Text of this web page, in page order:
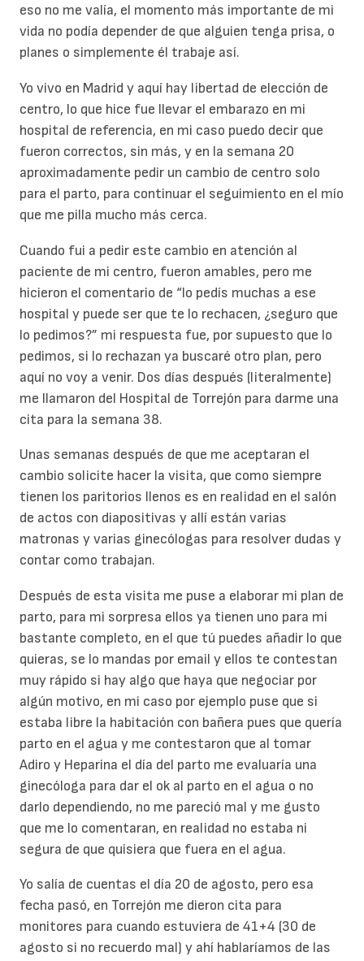
eso no me valía, el momento más importante de mi
vida no podía depender de que alguien tenga prisa, o
planes o simplemente él trabaje así.
Yo vivo en Madrid y aquí hay libertad de elección de
centro, lo que hice fue llevar el embarazo en mi
hospital de referencia, en mi caso puedo decir que
fueron correctos, sin más, y en la semana 20
aproximadamente pedir un cambio de centro solo
para el parto, para continuar el seguimiento en el mío
que me pilla mucho más cerca.
Cuando fui a pedir este cambio en atención al
paciente de mi centro, fueron amables, pero me
hicieron el comentario de “lo pedís muchas a ese
hospital y puede ser que te lo rechacen, ¿seguro que
lo pedimos?” mi respuesta fue, por supuesto que lo
pedimos, si lo rechazan ya buscaré otro plan, pero
aquí no voy a venir. Dos días después (literalmente)
me llamaron del Hospital de Torrejón para darme una
cita para la semana 38.
Unas semanas después de que me aceptaran el
cambio solicite hacer la visita, que como siempre
tienen los paritorios llenos es en realidad en el salón
de actos con diapositivas y allí están varias
matronas y varias ginecólogas para resolver dudas y
contar como trabajan.
Después de esta visita me puse a elaborar mi plan de
parto, para mi sorpresa ellos ya tienen uno para mi
bastante completo, en el que tú puedes añadir lo que
quieras, se lo mandas por email y ellos te contestan
muy rápido si hay algo que haya que negociar por
algún motivo, en mi caso por ejemplo puse que si
estaba libre la habitación con bañera pues que quería
parto en el agua y me contestaron que al tomar
Adiro y Heparina el día del parto me evaluaría una
ginecóloga para dar el ok al parto en el agua o no
darlo dependiendo, no me pareció mal y me gusto
que me lo comentaran, en realidad no estaba ni
segura de que quisiera que fuera en el agua.
Yo salía de cuentas el día 20 de agosto, pero esa
fecha pasó, en Torrejón me dieron cita para
monitores para cuando estuviera de 41+4 (30 de
agosto si no recuerdo mal) y ahí hablaríamos de las